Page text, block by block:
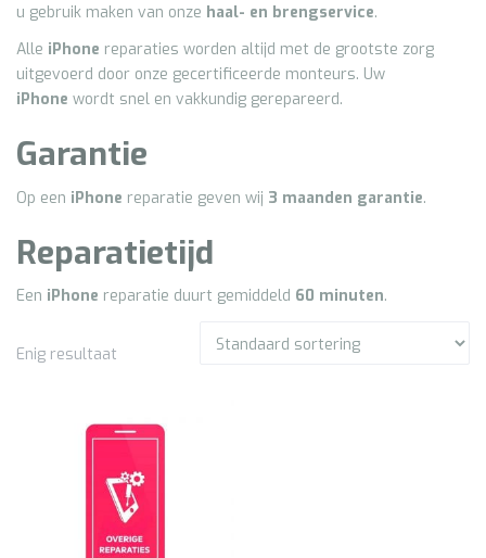
u gebruik maken van onze haal- en brengservice.
Alle iPhone reparaties worden altijd met de grootste zorg
uitgevoerd door onze gecertificeerde monteurs. Uw
iPhone wordt snel en vakkundig gerepareerd.
Garantie
Op een iPhone reparatie geven wij 3 maanden garantie.
Reparatietijd
Een iPhone reparatie duurt gemiddeld 60 minuten.
Enig resultaat